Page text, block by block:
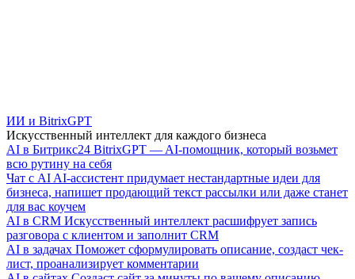
ИИ и BitrixGPT
Искусственный интеллект для каждого бизнеса
AI в Битрикс24 BitrixGPT — AI-помощник, который возьмет
всю рутину на себя
Чат с AI AI-ассистент придумает нестандартные идеи для
бизнеса, напишет продающий текст рассылки или даже станет
для вас коучем
AI в CRM Искусственный интеллект расшифрует запись
разговора с клиентом и заполнит CRM
AI в задачах Поможет сформулировать описание, создаст чек-
лист, проанализирует комментарии